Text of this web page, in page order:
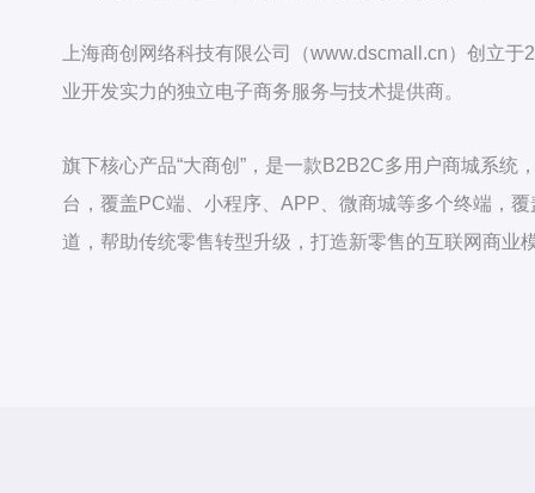
上海商创网络科技有限公司（www.dscmall.cn）创立于
业开发实力的独立电子商务服务与技术提供商。
旗下核心产品“大商创”，是一款B2B2C多用户商城系统
台，覆盖PC端、小程序、APP、微商城等多个终端，
道，帮助传统零售转型升级，打造新零售的互联网商业